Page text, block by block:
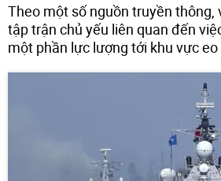
Theo một số nguồn truyền thông,
tập trận chủ yếu liên quan đến
một phần lực lượng tới khu vực eo